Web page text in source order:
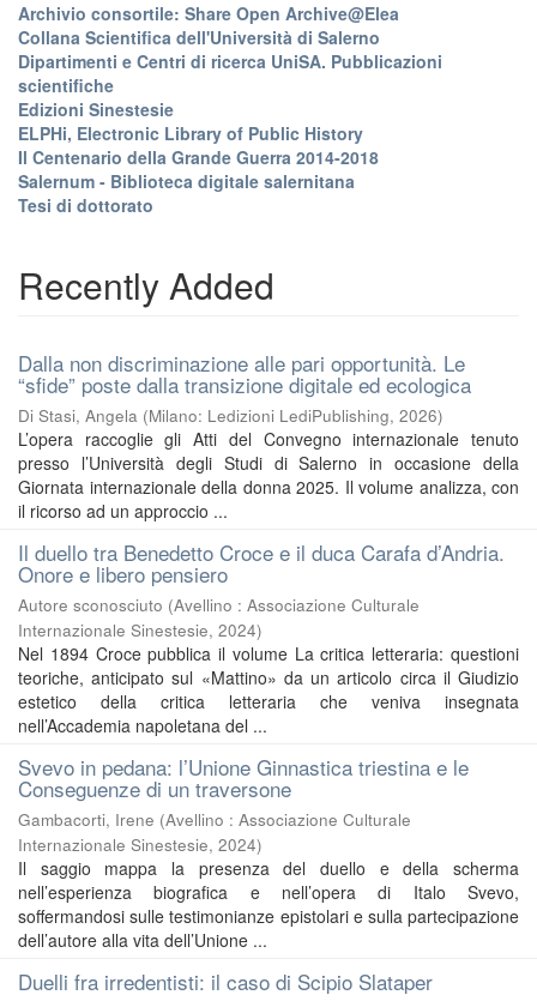
Archivio consortile: Share Open Archive@Elea
Collana Scientifica dell'Università di Salerno
Dipartimenti e Centri di ricerca UniSA. Pubblicazioni
scientifiche
Edizioni Sinestesie
ELPHi, Electronic Library of Public History
Il Centenario della Grande Guerra 2014-2018
Salernum - Biblioteca digitale salernitana
Tesi di dottorato
Recently Added
Dalla non discriminazione alle pari opportunità. Le
“sfide” poste dalla transizione digitale ed ecologica
Di Stasi, Angela (Milano: Ledizioni LediPublishing, 2026)
L’opera raccoglie gli Atti del Convegno internazionale tenuto
presso l’Università degli Studi di Salerno in occasione della
Giornata internazionale della donna 2025. Il volume analizza, con
il ricorso ad un approccio ...
Il duello tra Benedetto Croce e il duca Carafa d’Andria.
Onore e libero pensiero
Autore sconosciuto (Avellino : Associazione Culturale
Internazionale Sinestesie, 2024)
Nel 1894 Croce pubblica il volume La critica letteraria: questioni
teoriche, anticipato sul «Mattino» da un articolo circa il Giudizio
estetico della critica letteraria che veniva insegnata
nell’Accademia napoletana del ...
Svevo in pedana: l’Unione Ginnastica triestina e le
Conseguenze di un traversone
Gambacorti, Irene (Avellino : Associazione Culturale
Internazionale Sinestesie, 2024)
Il saggio mappa la presenza del duello e della scherma
nell’esperienza biografica e nell’opera di Italo Svevo,
soffermandosi sulle testimonianze epistolari e sulla partecipazione
dell’autore alla vita dell’Unione ...
Duelli fra irredentisti: il caso di Scipio Slataper